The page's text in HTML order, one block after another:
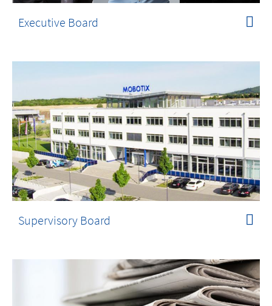
Executive Board
Supervisory Board